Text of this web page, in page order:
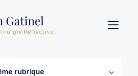
Gatinel
Réfractive
rubrique